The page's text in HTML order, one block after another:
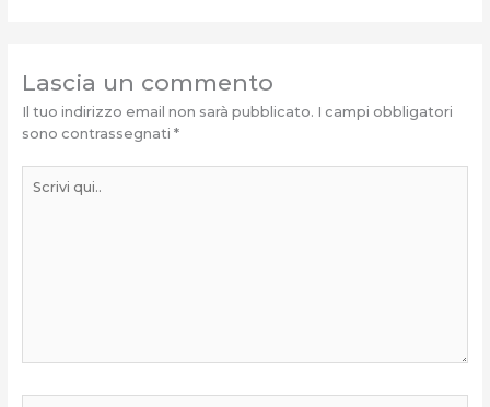
Lascia un commento
Il tuo indirizzo email non sarà pubblicato. I campi obbligatori
sono contrassegnati *
qui..